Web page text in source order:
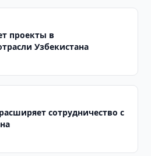
проекты в
Узбекистана
сотрудничество с